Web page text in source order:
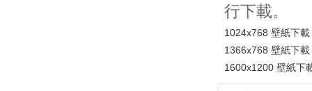
行下載。
1024x768 壁紙下載
1366x768 壁紙下載
1600x1200 壁紙下